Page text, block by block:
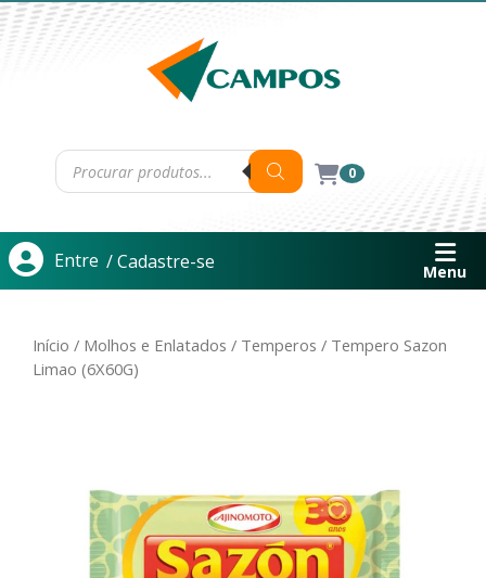
0
Entre / Cadastre-se Menu
Início / Molhos e Enlatados / Temperos / Tempero Sazon
Limao (6X60G)